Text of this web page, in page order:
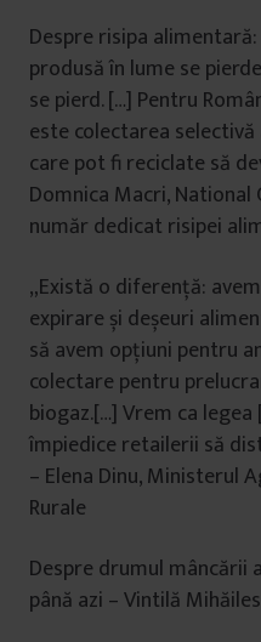
Despre risipa
produsă în lume se
se pierd. […] Pentru
este colectarea
care pot fi reciclate să
Domnica Macri, National
număr dedicat risipei
„Există o diferență:
expirare și deșeuri
să avem opțiuni pentru
colectare pentru
biogaz.[…] Vrem ca
împiedice retailerii să
– Elena Dinu, Ministerul
Rurale
Despre drumul mâncării
până azi – Vintilă